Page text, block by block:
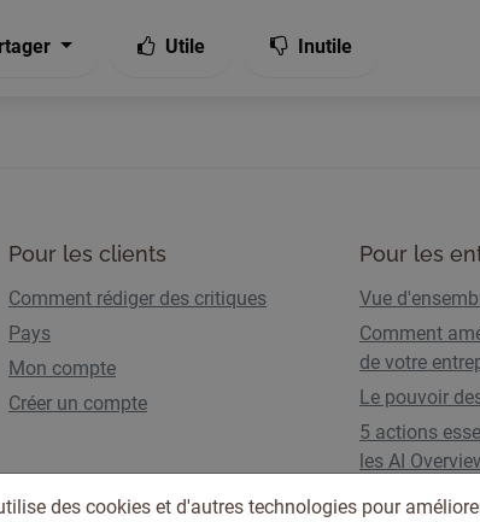
Utile Inutile
Pour les clients
Comment rédiger des critiques
Pays
Mon compte
Créer un compte
Pour les
Vue
Comment
de votre
Le pouvoir
5 actions
les AI
Plans et tarifs
des cookies et d'autres technologies pour